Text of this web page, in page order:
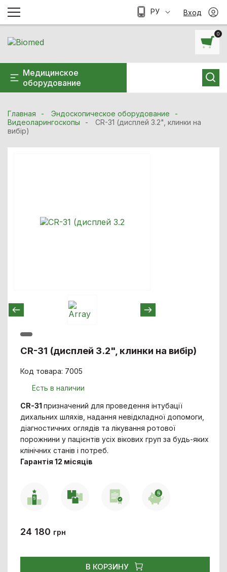
0
Медицинское
оборудование
РУ Вход
Главная
Эндоскопическое оборудование
Видеоларингоскопы
CR-31 (дисплей 3.2", клинки на
вибір)
CR-31 (дисплей 3.2", клинки на вибір)
Код товара: 7005
Есть в наличии
CR-31призначений для проведення інтубації
дихальних шляхів, надання невідкладної допомоги,
діагностичних оглядів та лікування ротової
порожнини у пацієнтів усіх вікових груп за будь-яких
клінічних станів і потреб.
Гарантія 12 місяців
24 180 грн
В КОРЗИНУ